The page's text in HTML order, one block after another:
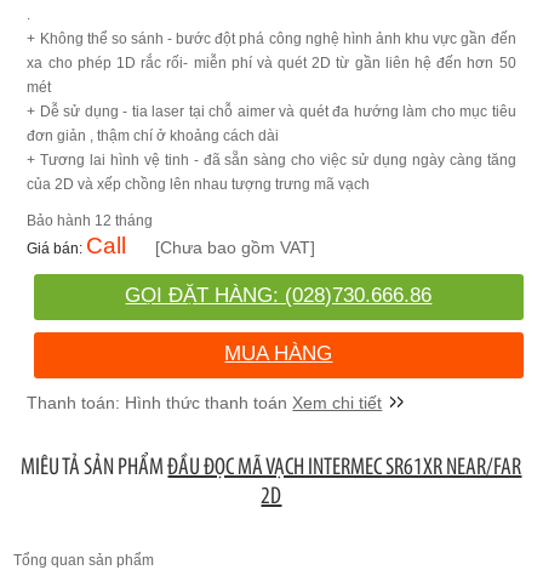
.
+ Không thể so sánh - bước đột phá công nghệ hình ảnh khu vực gần đến
xa cho phép 1D rắc rối- miễn phí và quét 2D từ gần liên hệ đến hơn 50
mét
+ Dễ sử dụng - tia laser tại chỗ aimer và quét đa hướng làm cho mục tiêu
đơn giản , thậm chí ở khoảng cách dài
+ Tương lai hình vệ tinh - đã sẵn sàng cho việc sử dụng ngày càng tăng
của 2D và xếp chồng lên nhau tượng trưng mã vạch
12 tháng
Call [Chưa bao gồm VAT]
GỌI ĐẶT HÀNG: (028)730.666.86
MUA HÀNG
Xem chi tiết
MIÊU TẢ SẢN PHẨMĐẦU ĐỌC MÃ VẠCH INTERMEC SR61XR NEAR/FAR
2D
Tổng quan sản phẩm